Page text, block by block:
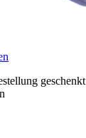
geschenkt